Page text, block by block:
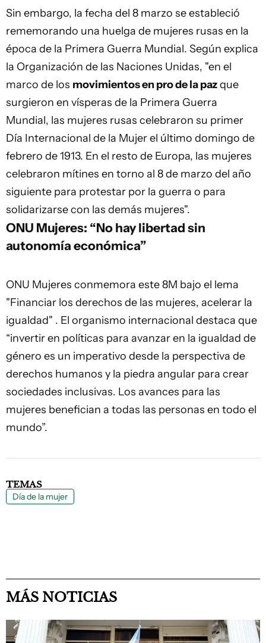
Sin embargo, la fecha del 8 marzo se estableció
rememorando una huelga de mujeres rusas en la
época de la Primera Guerra Mundial. Según explica
la Organización de las Naciones Unidas, "en el
marco de los movimientos en pro de la pazque
surgieron en vísperas de la Primera Guerra
Mundial, las mujeres rusas celebraron su primer
Día Internacional de la Mujer el último domingo de
febrero de 1913. En el resto de Europa, las mujeres
celebraron mítines en torno al 8 de marzo del año
siguiente para protestar por la guerra o para
solidarizarse con las demás mujeres".
ONU Mujeres: “No hay libertad sin
autonomía económica”
ONU Mujeres conmemora este 8M bajo el lema
"Financiar los derechos de las mujeres, acelerar la
igualdad" . El organismo internacional destaca que
“invertir en políticas para avanzar en la igualdad de
género es un imperativo desde la perspectiva de
derechos humanos y la piedra angular para crear
sociedades inclusivas. Los avances para las
mujeres benefician a todas las personas en todo el
mundo”.
TEMAS
Día de la mujer
MÁS NOTICIAS